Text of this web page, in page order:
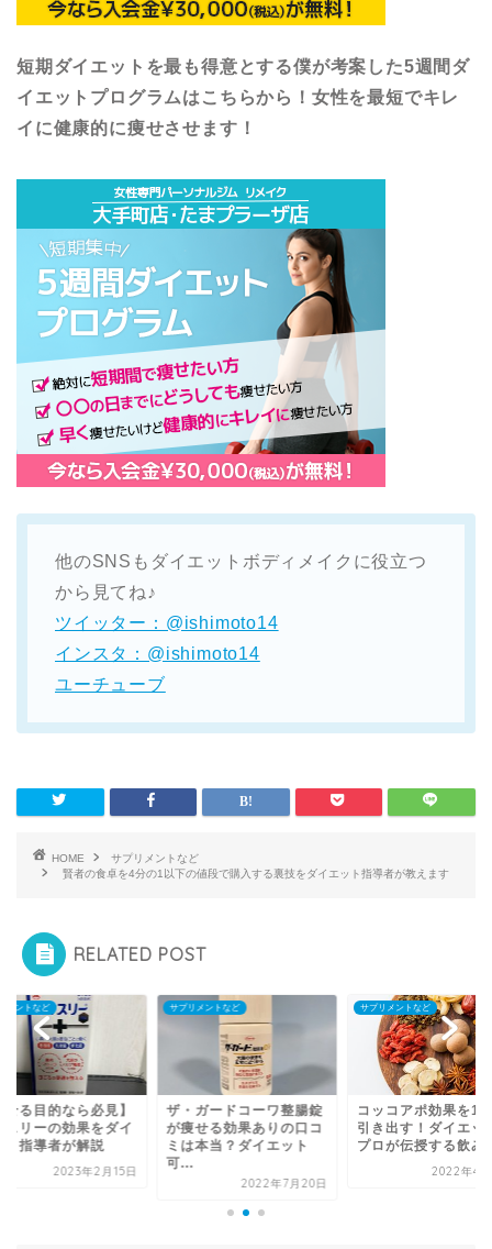
短期ダイエットを最も得意とする僕が考案した5週間ダ
イエットプログラムはこちらから！女性を最短でキレ
イに健康的に痩せさせます！
他のSNSもダイエットボディメイクに役立つ
から見てね♪
ツイッター：@ishimoto14
インスタ：@ishimoto14
ユーチューブ
HOME
サプリメントなど
賢者の食卓を4分の1以下の値段で購入する裏技をダイエット指導者が教えます
RELATED POST
メントなど
せる目的なら必見】
スリーの効果をダイ
ト指導者が解説
2023年2月15日
サプリメントなど
ザ・ガードコーワ整腸錠
が痩せる効果ありの口コ
ミは本当？ダイエット
可...
2022年7月20日
サプリメントなど
コッコアポ効果を
引き出す！ダイエッ
プロが伝授する飲み
2022年4